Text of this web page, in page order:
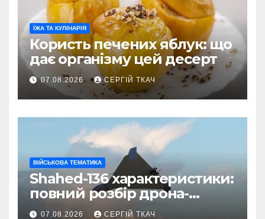
ЇЖА ТА КУЛІНАРІЯ
Користь печених яблук: що
дає організму цей десерт
07.08.2026 СЕРГІЙ ТКАЧ
ВІЙСЬКОВА ТЕМАТИКА
Shahed-136 характеристики:
повний розбір дрона-
камікадзе
07.08.2026 СЕРГІЙ ТКАЧ